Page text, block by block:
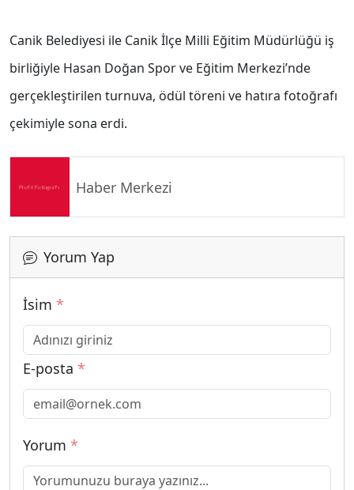
Canik Belediyesi ile Canik İlçe Milli Eğitim Müdürlüğü iş
birliğiyle Hasan Doğan Spor ve Eğitim Merkezi’nde
gerçekleştirilen turnuva, ödül töreni ve hatıra fotoğrafı
çekimiyle sona erdi.
Haber Merkezi
Yorum Yap
İsim *
E-posta *
Yorum *